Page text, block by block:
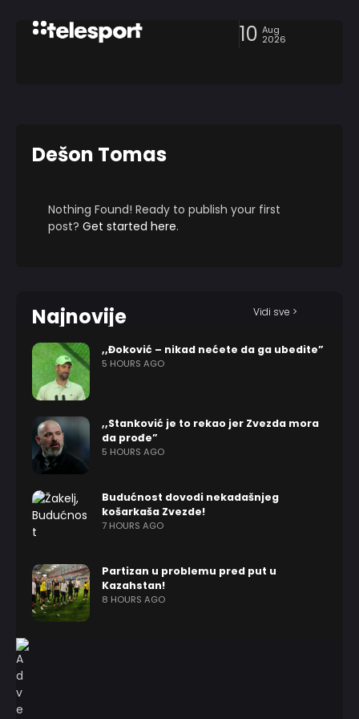
10 Aug
2026
Dešon Tomas
Nothing Found! Ready to publish your first
post? Get started here.
Najnovije Vidi sve >
,,Đoković – nikad nećete da ga ubedite”
5 HOURS AGO
,,Stanković je to rekao jer Zvezda mora
da prođe”
5 HOURS AGO
Budućnost dovodi nekadašnjeg
košarkaša Zvezde!
7 HOURS AGO
Partizan u problemu pred put u
Kazahstan!
8 HOURS AGO